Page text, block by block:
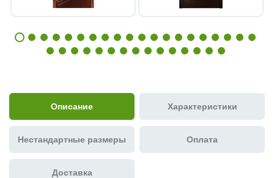
Описание Характеристики
Нестандартные размеры Оплата
Доставка